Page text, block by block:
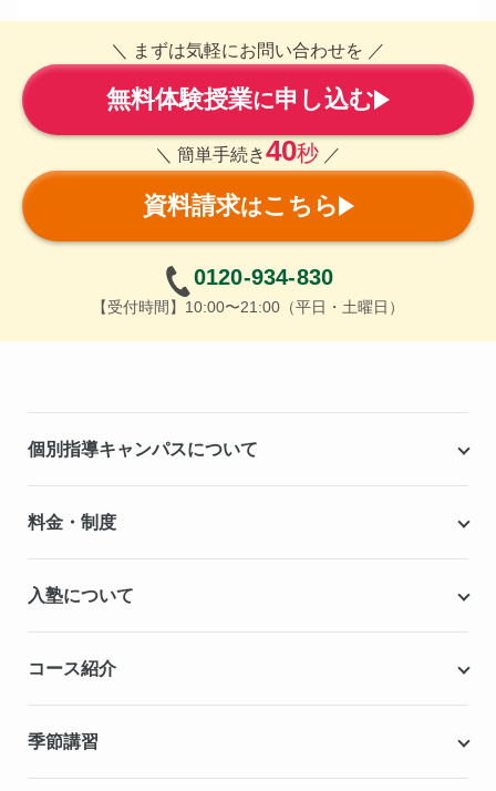
＼ まずは気軽にお問い合わせを ／
無料体験授業に申し込む
＼ 簡単手続き40秒 ／
資料請求はこちら
0120-934-830
【受付時間】10:00〜21:00（平日・土曜日）
個別指導キャンパスについて
こだわりの個別指導専用教材
料金・制度
無料学力診断テスト
入塾について
無料体験授業
コース紹介
季節講習